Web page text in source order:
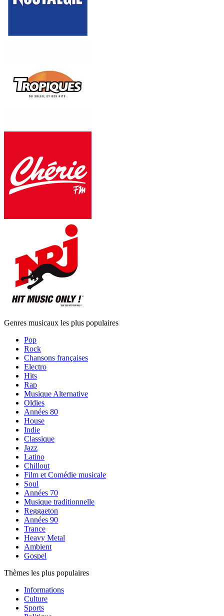
Genres musicaux les plus populaires
Pop
Rock
Chansons françaises
Electro
Hits
Rap
Musique Alternative
Oldies
Années 80
House
Indie
Classique
Jazz
Latino
Chillout
Film et Comédie musicale
Soul
Années 70
Musique traditionnelle
Reggaeton
Années 90
Trance
Heavy Metal
Ambient
Gospel
Thèmes les plus populaires
Informations
Culture
Sports